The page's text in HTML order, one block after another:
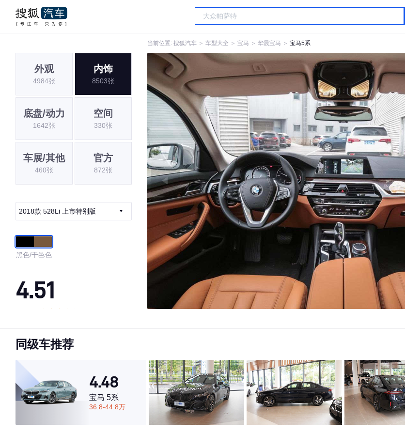
当前位置: 搜狐汽车 ＞ 车型大全 ＞ 宝马 ＞ 华晨宝马 ＞ 宝马5系
外观
4984张
内饰
8503张
底盘/动力
1642张
空间
330张
车展/其他
460张
官方
872张
2018款 528Li 上市特别版
黑色/干邑色
4.51
·内饰表现一般，低于74%同级车
·空间表现较为优秀，优于50%同级车
同级车推荐
4.48
宝马 5系
36.8-44.8万